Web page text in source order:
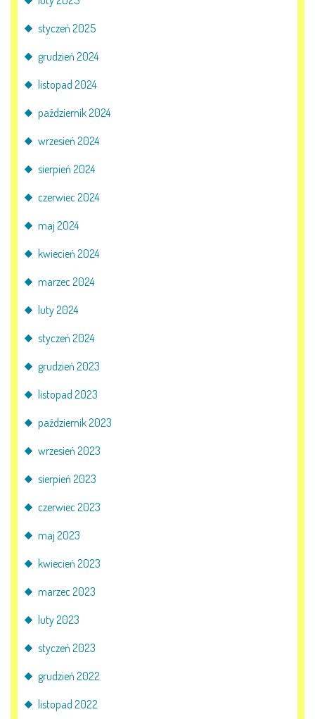
styczeń 2025
grudzień 2024
listopad 2024
październik 2024
wrzesień 2024
sierpień 2024
czerwiec 2024
maj 2024
kwiecień 2024
marzec 2024
luty 2024
styczeń 2024
grudzień 2023
listopad 2023
październik 2023
wrzesień 2023
sierpień 2023
czerwiec 2023
maj 2023
kwiecień 2023
marzec 2023
luty 2023
styczeń 2023
grudzień 2022
listopad 2022